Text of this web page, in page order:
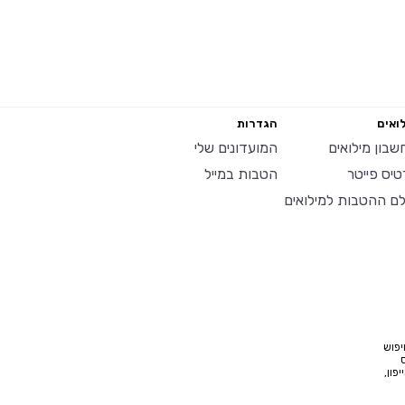
מילואים
פייטר
ההטבות למילואים
הגדרות
המועדונים שלי
הטבות במייל